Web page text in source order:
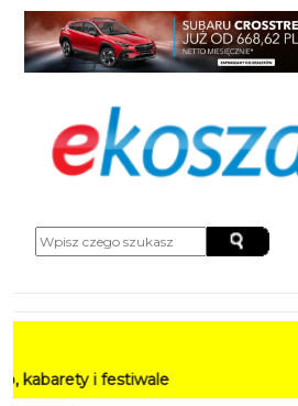
CK 105
i festiwale